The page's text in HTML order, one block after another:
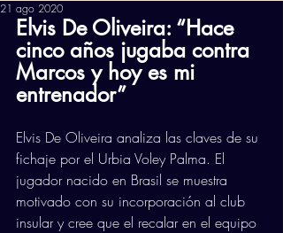
21 ago 2020
Elvis De Oliveira: “Hace
cinco años jugaba contra
Marcos y hoy es mi
entrenador”
Elvis De Oliveira analiza las claves de su
fichaje por el Urbia Voley Palma. El
jugador nacido en Brasil se muestra
motivado con su incorporación al club
insular y cree que el recalar en el equipo